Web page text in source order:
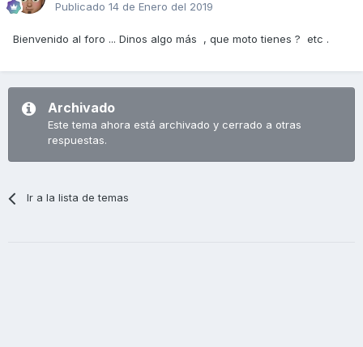
Publicado 14 de Enero del 2019
Bienvenido al foro ... Dinos algo más , que moto tienes ? etc .
Archivado
Este tema ahora está archivado y cerrado a otras
respuestas.
Ir a la lista de temas